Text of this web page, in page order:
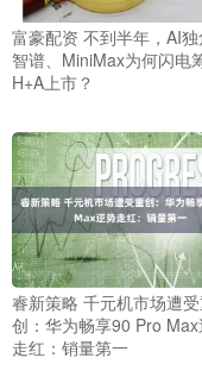
富豪配资 不到半年，AI
智谱、MiniMax为何闪电
H+A上市？
睿新策略 千元机市场遭
创：华为畅享90 Pro
走红：销量第一